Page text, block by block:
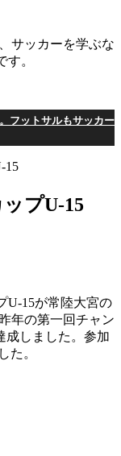
サッカーを学ぶな
。
フットサルもサッカー
プU-15
U-15が常陸大宮の
年の第一回チャン
成しました。参加
た。